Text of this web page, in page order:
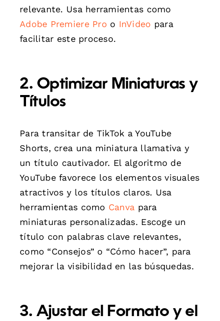
relevante. Usa herramientas como
Adobe Premiere Pro o InVideo para
facilitar este proceso.
2. Optimizar Miniaturas y
Títulos
Para transitar de TikTok a YouTube
Shorts, crea una miniatura llamativa y
un título cautivador. El algoritmo de
YouTube favorece los elementos visuales
atractivos y los títulos claros. Usa
herramientas como Canva para
miniaturas personalizadas. Escoge un
título con palabras clave relevantes,
como “Consejos” o “Cómo hacer”, para
mejorar la visibilidad en las búsquedas.
3. Ajustar el Formato y el